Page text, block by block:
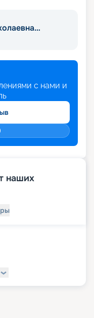
с нами и
наших